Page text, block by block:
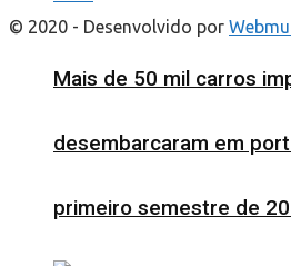
Mais de 50 mil carros
desembarcaram em
primeiro semestre de
© 2020 - Desenvolvido por